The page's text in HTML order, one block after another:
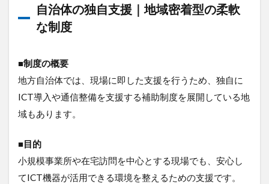
自治体の独自支援｜地域密着型の柔軟
な制度
■制度の概要
地方自治体では、現場に即した支援を行うため、独自に
ICT導入や通信整備を支援する補助制度を展開している地
域もあります。
■目的
小規模事業所や在宅訪問を中心とする現場でも、安心し
てICT機器が活用できる環境を整えるための支援です。